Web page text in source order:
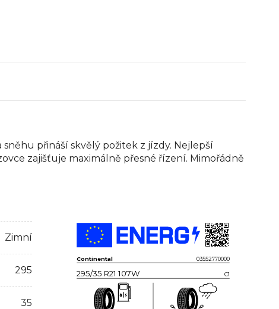
přináší skvělý požitek z jízdy. Nejlepší
zajišťuje maximálně přesné řízení. Mimořádně
Zimní
295
35
Continental 03552770000
295/35 R21 107W C1